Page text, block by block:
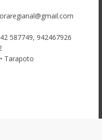
587749, 942467926
Tarapoto